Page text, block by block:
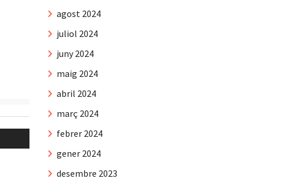
agost 2024
juliol 2024
juny 2024
maig 2024
abril 2024
març 2024
febrer 2024
gener 2024
desembre 2023